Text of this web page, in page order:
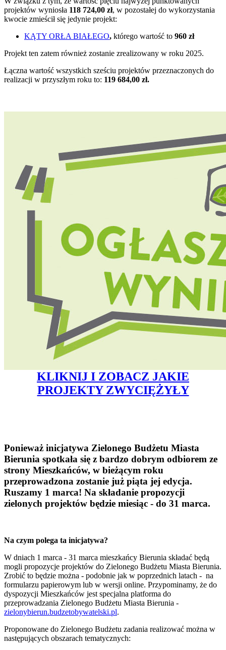
projektów wyniosła 118 724,00 zł, w pozostałej do wykorzystania
kwocie zmieścił się jedynie projekt:
KĄTY ORŁA BIAŁEGO, którego wartość to 960 zł
Projekt ten zatem również zostanie zrealizowany w roku 2025.
Łączna wartość wszystkich sześciu projektów przeznaczonych do
realizacji w przyszłym roku to: 119 684,00 zł.
KLIKNIJ I ZOBACZ JAKIE
PROJEKTY ZWYCIĘŻYŁY
Ponieważ inicjatywa Zielonego Budżetu Miasta
Bierunia spotkała się z bardzo dobrym odbiorem ze
strony Mieszkańców, w bieżącym roku
przeprowadzona zostanie już piąta jej edycja.
Ruszamy 1 marca! Na składanie propozycji
zielonych projektów będzie miesiąc - do 31 marca.
Na czym polega ta inicjatywa?
W dniach 1 marca - 31 marca mieszkańcy Bierunia składać będą
mogli propozycje projektów do Zielonego Budżetu Miasta Bierunia.
Zrobić to będzie można - podobnie jak w poprzednich latach - na
formularzu papierowym lub w wersji online. Przypominamy, że do
dyspozycji Mieszkańców jest specjalna platforma do
przeprowadzania Zielonego Budżetu Miasta Bierunia -
zielonybierun.budzetobywatelski.pl.
Proponowane do Zielonego Budżetu zadania realizować można w
następujących obszarach tematycznych: